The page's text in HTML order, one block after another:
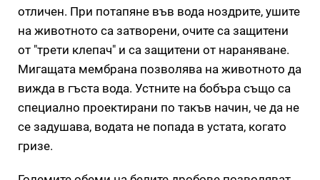
отличен. При потапяне във вода ноздрите, ушите
на животното са затворени, очите са защитени
от "трети клепач" и са защитени от нараняване.
Мигащата мембрана позволява на животното да
вижда в гъста вода. Устните на бобъра също са
специално проектирани по такъв начин, че да не
се задушава, водата не попада в устата, когато
гризе.